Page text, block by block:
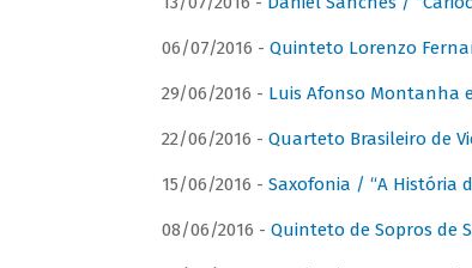
06/07/2016 - Quinteto Lorenzo
29/06/2016 - Luis Afonso Montanha
22/06/2016 - Quarteto Brasileiro de
15/06/2016 - Saxofonia / “A História
08/06/2016 - Quinteto de Sopros de